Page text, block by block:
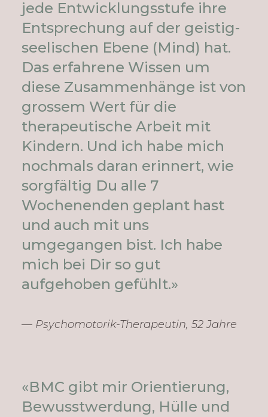
jede Entwicklungsstufe ihre
Entsprechung auf der geistig-
seelischen Ebene (Mind) hat.
Das erfahrene Wissen um
diese Zusammenhänge ist von
grossem Wert für die
therapeutische Arbeit mit
Kindern. Und ich habe mich
nochmals daran erinnert, wie
sorgfältig Du alle 7
Wochenenden geplant hast
und auch mit uns
umgegangen bist. Ich habe
mich bei Dir so gut
aufgehoben gefühlt.»
— Psychomotorik-Therapeutin, 52 Jahre
«BMC gibt mir Orientierung,
Bewusstwerdung, Hülle und